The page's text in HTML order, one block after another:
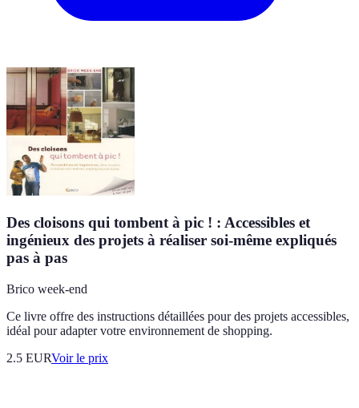
Des cloisons qui tombent à pic ! : Accessibles et
ingénieux des projets à réaliser soi-même expliqués
pas à pas
Brico week-end
Ce livre offre des instructions détaillées pour des projets accessibles,
idéal pour adapter votre environnement de shopping.
2.5 EURVoir le prix